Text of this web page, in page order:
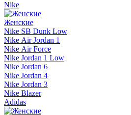
Nike
Женские
Nike SB Dunk Low
Nike Air Jordan 1
Nike Air Force
Nike Jordan 1 Low
Nike Jordan 6
Nike Jordan 4
Nike Jordan 3
Nike Blazer
Adidas